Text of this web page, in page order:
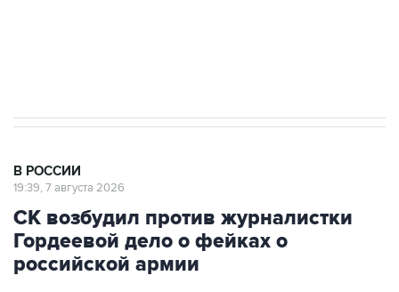
В РОССИИ
19:39, 7 августа 2026
СК возбудил против журналистки
Гордеевой дело о фейках о
российской армии